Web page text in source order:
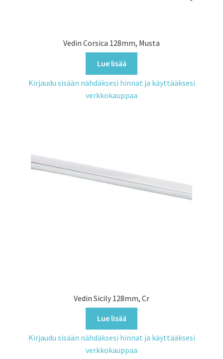
Vedin Corsica 128mm, Musta
Lue lisää
Kirjaudu sisään nähdäksesi hinnat ja käyttääksesi
verkkokauppaa
Vedin Sicily 128mm, Cr
Lue lisää
Kirjaudu sisään nähdäksesi hinnat ja käyttääksesi
verkkokauppaa